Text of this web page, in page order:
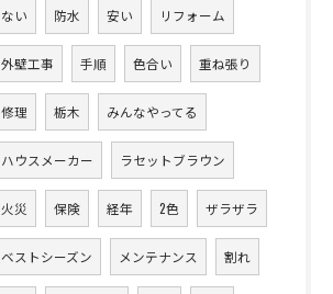
ない 防水 安い リフォーム
外壁工事 手順 色合い 重ね張り
修理 栃木 みんなやってる
ハウスメーカー ラセットブラウン
火災 保険 経年 2色 ザラザラ
ベストシーズン メンテナンス 割れ